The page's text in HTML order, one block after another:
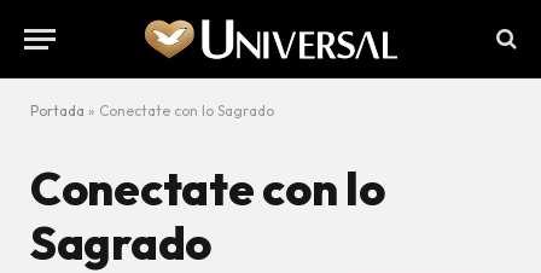
Portada » Conectate con lo Sagrado
Conectate con lo
Sagrado